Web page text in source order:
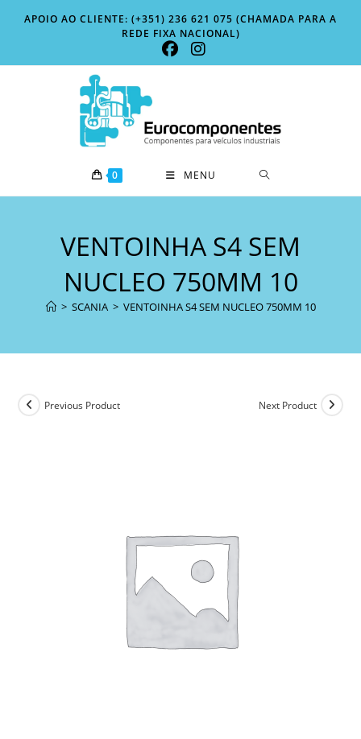
APOIO AO CLIENTE: (+351) 236 621 075 (CHAMADA PARA A
REDE FIXA NACIONAL)
0 MENU
VENTOINHA S4 SEM
NUCLEO 750MM 10
> SCANIA > VENTOINHA S4 SEM NUCLEO 750MM 10
Previous Product Next Product